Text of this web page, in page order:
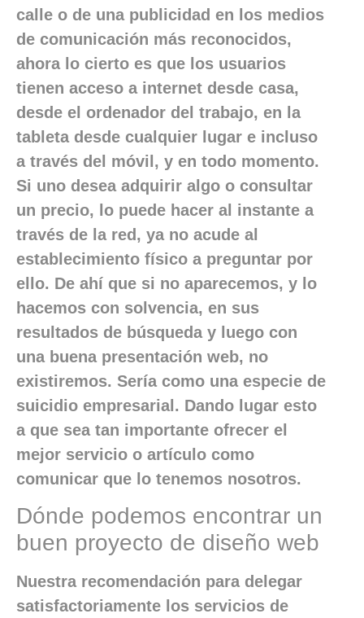
calle o de una publicidad en los medios
de comunicación más reconocidos,
ahora lo cierto es que los usuarios
tienen acceso a internet desde casa,
desde el ordenador del trabajo, en la
tableta desde cualquier lugar e incluso
a través del móvil, y en todo momento.
Si uno desea adquirir algo o consultar
un precio, lo puede hacer al instante a
través de la red, ya no acude al
establecimiento físico a preguntar por
ello. De ahí que si no aparecemos, y lo
hacemos con solvencia, en sus
resultados de búsqueda y luego con
una buena presentación web, no
existiremos. Sería como una especie de
suicidio empresarial. Dando lugar esto
a que sea tan importante ofrecer el
mejor servicio o artículo como
comunicar que lo tenemos nosotros.
Dónde podemos encontrar un
buen proyecto de diseño web
Nuestra recomendación para delegar
satisfactoriamente los servicios de